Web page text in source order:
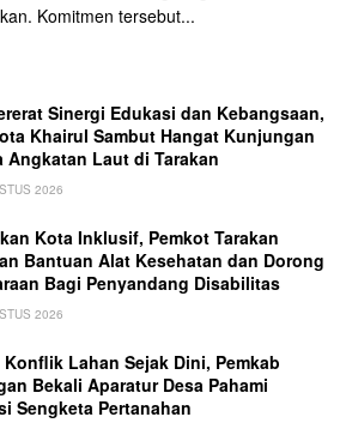
Komitmen tersebut...
Sinergi Edukasi dan Kebangsaan,
Khairul Sambut Hangat Kunjungan
Angkatan Laut di Tarakan
2026
Kota Inklusif, Pemkot Tarakan
Bantuan Alat Kesehatan dan Dorong
Bagi Penyandang Disabilitas
2026
Konflik Lahan Sejak Dini, Pemkab
Bekali Aparatur Desa Pahami
Sengketa Pertanahan